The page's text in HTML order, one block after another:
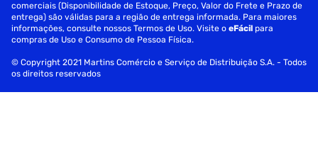
comerciais (Disponibilidade de Estoque, Preço, Valor do Frete e Prazo de
entrega) são válidas para a região de entrega informada. Para maiores
informações, consulte nossos Termos de Uso. Visite oeFácil para
compras de Uso e Consumo de Pessoa Física.
© Copyright 2021 Martins Comércio e Serviço de Distribuição S.A. - Todos
os direitos reservados